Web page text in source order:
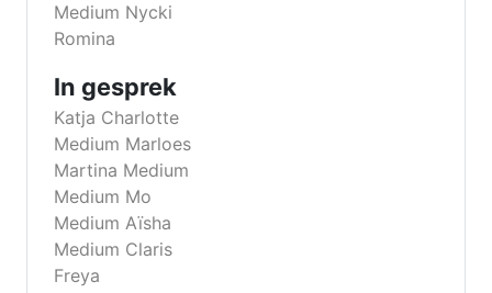
Medium Nycki
Romina
In gesprek
Katja Charlotte
Medium Marloes
Martina Medium
Medium Mo
Medium Aïsha
Medium Claris
Freya